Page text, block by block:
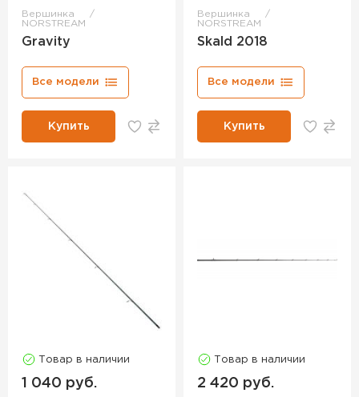
Вершинка
NORSTREAM
Gravity
Все модели
Купить
Вершинка
NORSTREAM
Skald 2018
Все модели
Купить
Товар в наличии
1 040 руб.
Товар в наличии
2 420 руб.